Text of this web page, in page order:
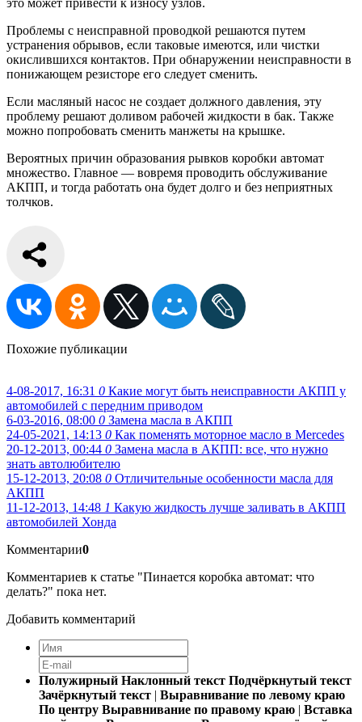
это может привести к износу узлов.
Проблемы с неисправной проводкой решаются путем
устранения обрывов, если таковые имеются, или чистки
окислившихся контактов. При обнаружении неисправности в
понижающем резисторе его следует сменить.
Если масляный насос не создает должного давления, эту
проблему решают доливом рабочей жидкости в бак. Также
можно попробовать сменить манжеты на крышке.
Вероятных причин образования рывков коробки автомат
множество. Главное — вовремя проводить обслуживание
АКПП, и тогда работать она будет долго и без неприятных
толчков.
Похожие публикации
4-08-2017, 16:31 0 Какие могут быть неисправности АКПП у
автомобилей с передним приводом
6-03-2016, 08:00 0 Замена масла в АКПП
24-05-2021, 14:13 0 Как поменять моторное масло в Mercedes
20-12-2013, 00:44 0 Замена масла в АКПП: все, что нужно
знать автолюбителю
15-12-2013, 20:08 0 Отличительные особенности масла для
АКПП
11-12-2013, 14:48 1 Какую жидкость лучше заливать в АКПП
автомобилей Хонда
Комментарии0
Комментариев к статье "Пинается коробка автомат: что
делать?" пока нет.
Добавить комментарий
Полужирный Наклонный текст Подчёркнутый текст
Зачёркнутый текст | Выравнивание по левому краю
По центру Выравнивание по правому краю | Вставка